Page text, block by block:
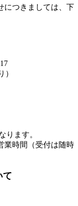
につきましては、下
）
ります。
時間（受付は随時
て